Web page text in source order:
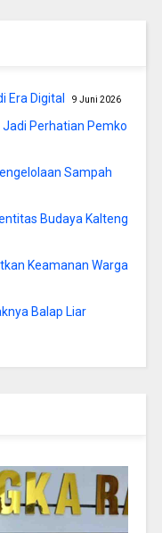
Era Digital 9 Juni 2026
Perhatian Pemko
Sampah
Budaya Kalteng
Keamanan Warga
Balap Liar